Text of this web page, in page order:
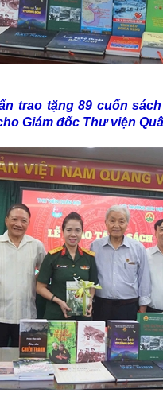
trao tặng 89 cuốn
Giám đốc Thư viện